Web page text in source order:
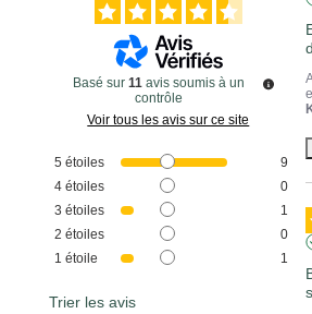
Basé sur 11 avis soumis à un
contrôle
Voir tous les avis sur ce site
5 étoiles
9
4 étoiles
0
3 étoiles
1
2 étoiles
0
1 étoile 1
Trier les avis